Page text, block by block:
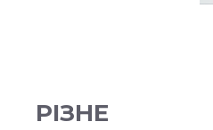
РІЗНЕ